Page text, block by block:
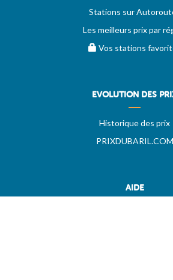
Stations sur
Les meilleurs prix par
Vos stations
EVOLUTION DES
Historique des prix
PRIXDUBARIL.COM
AIDE